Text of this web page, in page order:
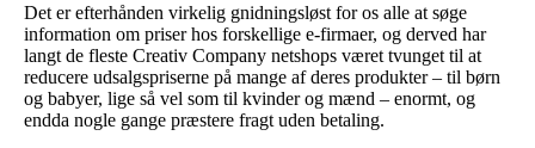
Det er efterhånden virkelig gnidningsløst for os alle at søge
information om priser hos forskellige e-firmaer, og derved har
langt de fleste Creativ Company netshops været tvunget til at
reducere udsalgspriserne på mange af deres produkter – til børn
og babyer, lige så vel som til kvinder og mænd – enormt, og
endda nogle gange præstere fragt uden betaling.